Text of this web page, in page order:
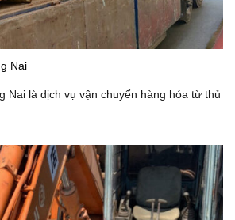
Nai
Nai là dịch vụ vận chuyển hàng hóa từ thủ